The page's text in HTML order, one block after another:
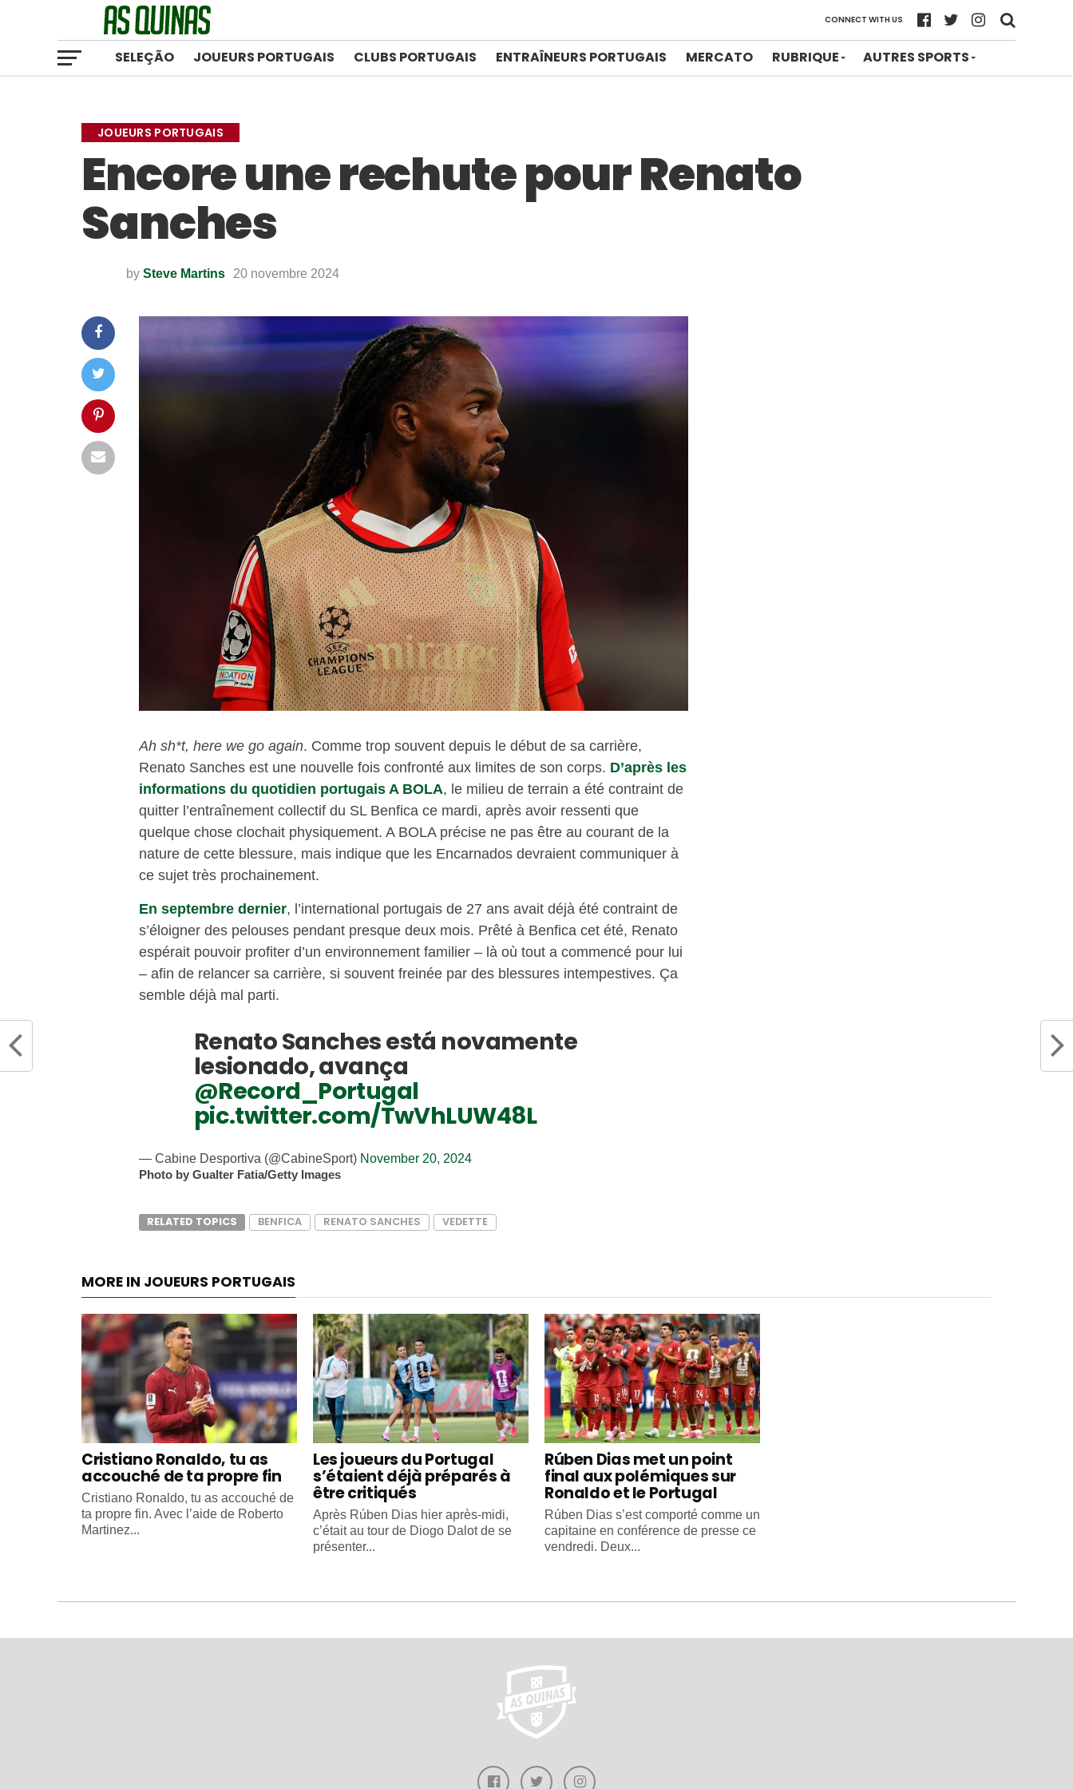
CONNECT WITH US
SELEÇÃO JOUEURS PORTUGAIS CLUBS PORTUGAIS ENTRAÎNEURS PORTUGAIS MERCATO RUBRIQUE AUTRES SPORTS
JOUEURS PORTUGAIS
Encore une rechute pour Renato
Sanches
by Steve Martins 20 novembre 2024
Ah sh*t, here we go again. Comme trop souvent depuis le début de sa carrière,
Renato Sanches est une nouvelle fois confronté aux limites de son corps. D’après les
informations du quotidien portugais A BOLA, le milieu de terrain a été contraint de
quitter l’entraînement collectif du SL Benfica ce mardi, après avoir ressenti que
quelque chose clochait physiquement. A BOLA précise ne pas être au courant de la
nature de cette blessure, mais indique que les Encarnados devraient communiquer à
ce sujet très prochainement.
En septembre dernier, l’international portugais de 27 ans avait déjà été contraint de
s’éloigner des pelouses pendant presque deux mois. Prêté à Benfica cet été, Renato
espérait pouvoir profiter d’un environnement familier – là où tout a commencé pour lui
– afin de relancer sa carrière, si souvent freinée par des blessures intempestives. Ça
semble déjà mal parti.
Renato Sanches está novamente
lesionado, avança
@Record_Portugal
pic.twitter.com/TwVhLUW48L
— Cabine Desportiva (@CabineSport) November 20, 2024
Photo by Gualter Fatia/Getty Images
RELATED TOPICS BENFICA RENATO SANCHES VEDETTE
MORE IN JOUEURS PORTUGAIS
Cristiano Ronaldo, tu as
accouché de ta propre fin
Cristiano Ronaldo, tu as accouché de
ta propre fin. Avec l’aide de Roberto
Martinez...
Les joueurs du Portugal
s’étaient déjà préparés à
être critiqués
Après Rúben Dias hier après-midi,
c’était au tour de Diogo Dalot de se
présenter...
Rúben Dias met un point
final aux polémiques sur
Ronaldo et le Portugal
Rúben Dias s’est comporté comme un
capitaine en conférence de presse ce
vendredi. Deux...